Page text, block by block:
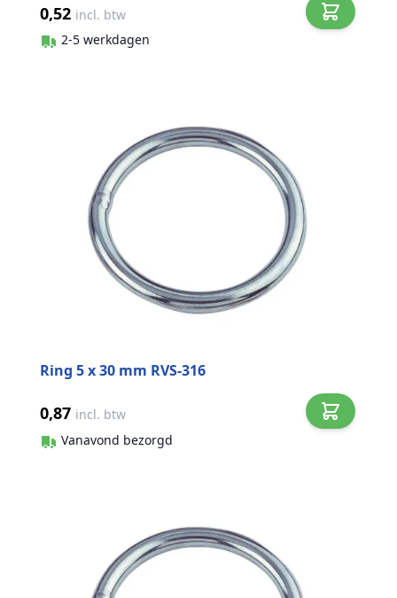
0,52 incl. btw
2-5 werkdagen
Ring 5 x 30 mm RVS-316
0,87 incl. btw
Vanavond bezorgd